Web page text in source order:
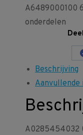
A6489000100
onderdelen
Beschrijving
A0285454032